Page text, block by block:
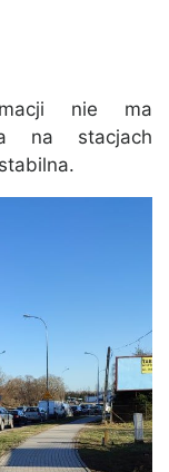
nie ma
na stacjach